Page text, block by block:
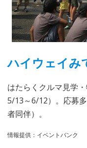
ハイウェイみ
はたらくクルマ見学
5/13～6/12）。応募
者同伴）。
情報提供：イベントバンク